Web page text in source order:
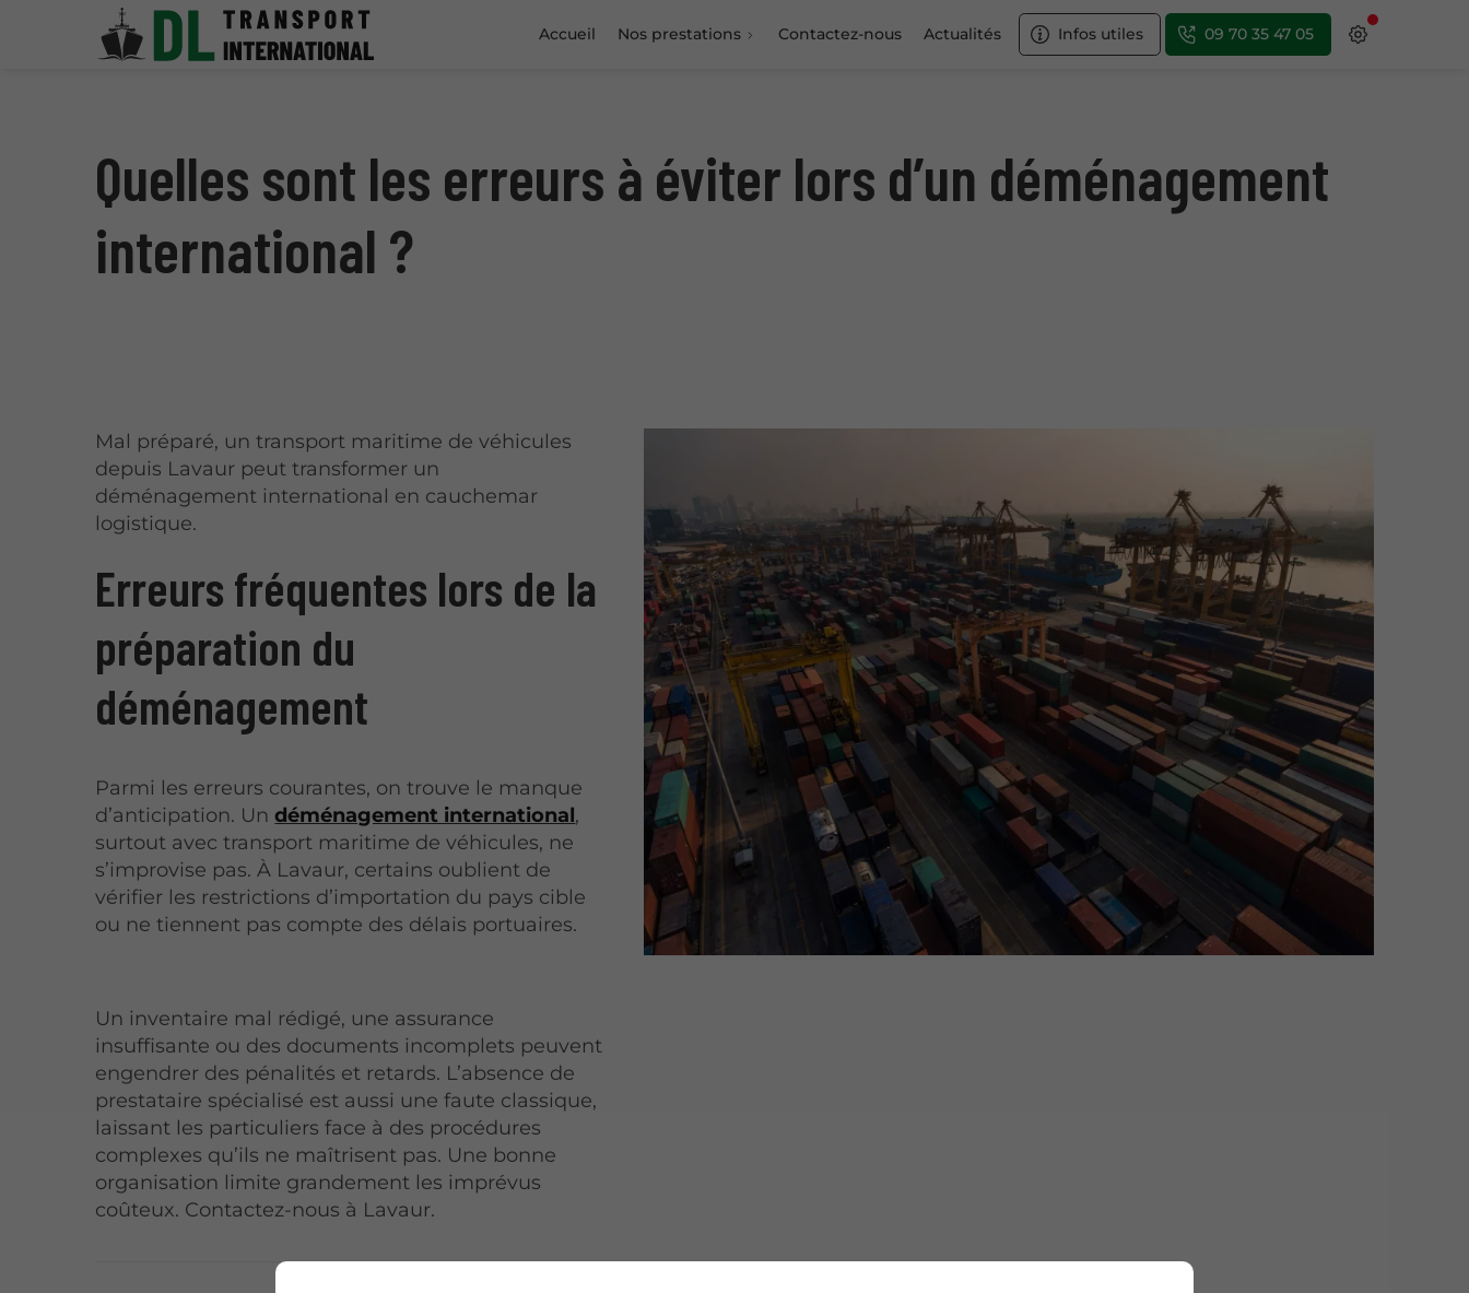
Accueil Nos prestations Contactez-nous Actualités Infos utiles 09 70 35 47 05
Quelles sont les erreurs à éviter lors d’un déménagement
international ?
Mal préparé, un transport maritime de véhicules
depuis Lavaur peut transformer un
déménagement international en cauchemar
logistique.
Erreurs fréquentes lors de la
préparation du
déménagement
Parmi les erreurs courantes, on trouve le manque
d’anticipation. Undéménagement international,
surtout avec transport maritime de véhicules, ne
s’improvise pas. À Lavaur, certains oublient de
vérifier les restrictions d’importation du pays cible
ou ne tiennent pas compte des délais portuaires.
Un inventaire mal rédigé, une assurance
insuffisante ou des documents incomplets peuvent
engendrer des pénalités et retards. L’absence de
prestataire spécialisé est aussi une faute classique,
laissant les particuliers face à des procédures
complexes qu’ils ne maîtrisent pas. Une bonne
organisation limite grandement les imprévus
coûteux. Contactez-nous à Lavaur.